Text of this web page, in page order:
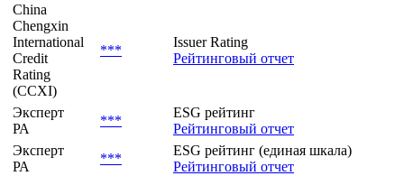
China
Chengxin
International
Credit
Rating
(CCXI)
***
Issuer Rating
Рейтинговый отчет
Эксперт
РА
***
ESG рейтинг
Рейтинговый отчет
Эксперт
РА
***
ESG рейтинг (единая шкала)
Рейтинговый отчет